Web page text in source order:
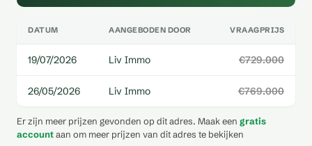
DATUM AANGEBODEN DOOR VRAAGPRIJS
19/07/2026 Liv Immo €729.000
26/05/2026 Liv Immo €769.000
Er zijn meer prijzen gevonden op dit adres. Maak een gratis
accountaan om meer prijzen van dit adres te bekijken